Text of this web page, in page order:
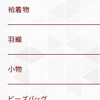
アンティーク仕立てかえ帯
名古屋帯
洒落袋帯
袷着物
アンティーク着物
リサイクル着物
羽織
小物